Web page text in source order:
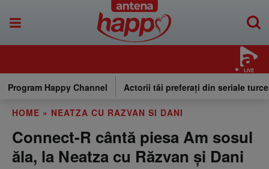
LIVE
Program Happy Channel Actorii tăi preferați din seriale
HOME » NEATZA CU RAZVAN SI DANI
Connect-R cântă piesa Am sosul
ăla, la Neatza cu Răzvan și Dani